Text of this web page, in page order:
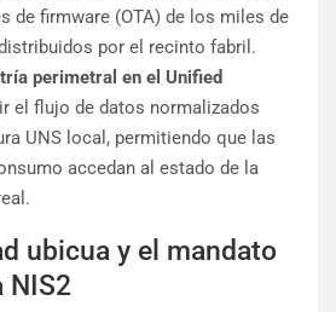
de firmware (OTA) de los miles de
por el recinto fabril.
perimetral en el Unified
el flujo de datos normalizados
UNS local, permitiendo que las
accedan al estado de la
ubicua y el mandato
NIS2